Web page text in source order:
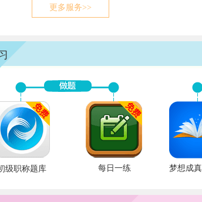
更多服务>>
级职称题库 每日一练 梦想成